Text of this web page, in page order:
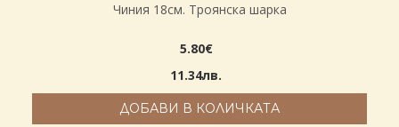
Чиния 18см. Троянска шарка
5.80€
11.34лв.
ДОБАВИ В КОЛИЧКАТА